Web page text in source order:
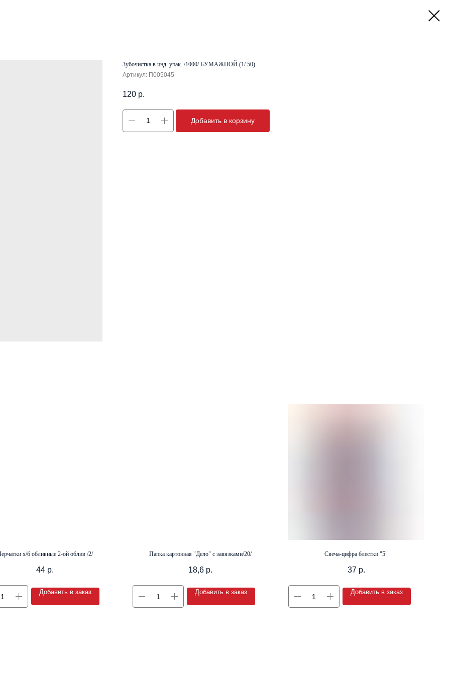
Зубочистка в инд. упак. /1000/ БУМАЖНОЙ (1/ 50)
Артикул: П005045
120 р.
Добавить в корзину
х/б обливные 2-ой облив /2/
44 р.
Добавить в заказ
Папка картонная "Дело" с завязками/20/
18,6 р.
Добавить в заказ
Свеча-цифра блестки "5"
37 р.
Добавить в заказ